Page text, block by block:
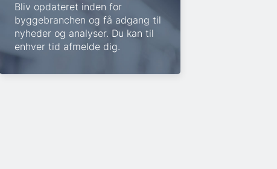
Bliv opdateret inden for
byggebranchen og få adgang til
nyheder og analyser. Du kan til
enhver tid afmelde dig.